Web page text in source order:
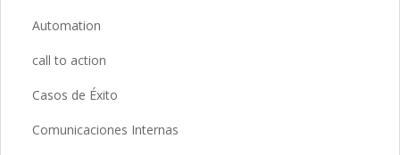
Automation
call to action
Casos de Éxito
Comunicaciones Internas